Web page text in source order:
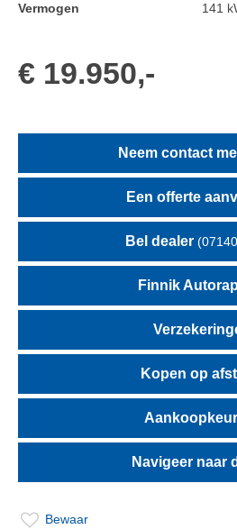
Vermogen
141
€ 19.950,-
Neem contact
Een offerte
Bel dealer
Finnik
Kopen op
Navigeer naar
Bewaar